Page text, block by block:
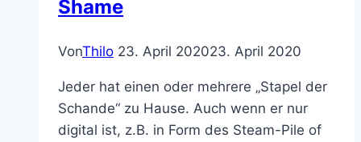
Shame
VonThilo 23. April 202023. April 2020
Jeder hat einen oder mehrere „Stapel der
Schande“ zu Hause. Auch wenn er nur
digital ist, z.B. in Form des Steam-Pile of